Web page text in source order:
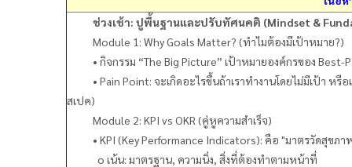
ช่วงเช้า: ปูพื้นฐานและปรับทัศนคติ (Mindset &
Module 1: Why Goals Matter? (ทำไมต้องมีเป้าหมาย?)
• กิจกรรม “The Big Picture” เป้าหมายองค์กรของ Best-
• Pain Point: จะเกิดอะไรขึ้นถ้าเราทำงานโดยไม่มีเป้า หรือ
สเปค)
Module 2: KPI vs OKR (คู่หูความสำเร็จ)
• KPI (Key Performance Indicators): คือ "มาตรวัดสุขภา
o เน้น: มาตรฐาน, ความนิ่ง, สิ่งที่ต้องทำตามหน้าที่